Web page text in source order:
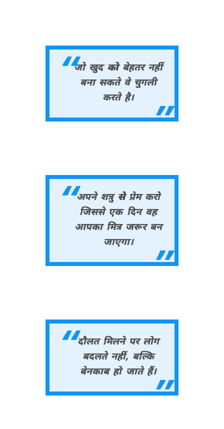
जो खुद को बेहतर नहीं
बना सकते वे चुगली
करते है।
अपने शत्रु से प्रेम करो
जिससे एक दिन वह
आपका मित्र जरूर बन
जाएगा।
दौलत मिलने पर लोग
बदलते नहीं, बल्कि
बेनकाब हो जाते हैं।